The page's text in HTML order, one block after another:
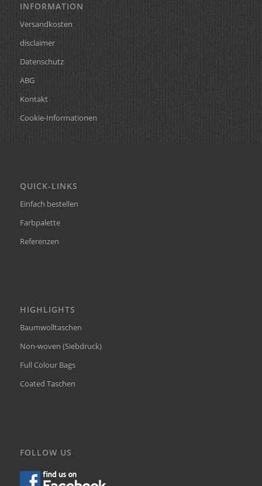
INFORMATION
Versandkosten
disclaimer
Datenschutz
ABG
Kontakt
Cookie-Informationen
QUICK-LINKS
Einfach bestellen
Farbpalette
Referenzen
HIGHLIGHTS
Baumwolltaschen
Non-woven (Siebdruck)
Full Colour Bags
Coated Taschen
FOLLOW US